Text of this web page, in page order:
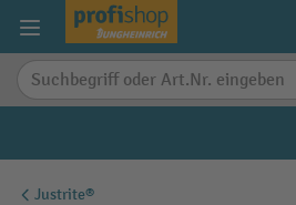
springen
Justrite®